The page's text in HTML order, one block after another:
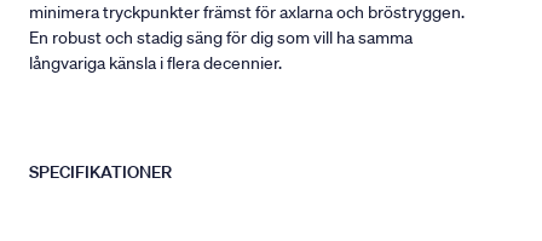
minimera tryckpunkter främst för axlarna och bröstryggen.
En robust och stadig säng för dig som vill ha samma
långvariga känsla i flera decennier.
SPECIFIKATIONER